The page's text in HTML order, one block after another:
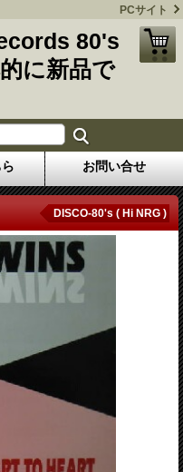
PCサイト
80's
に新品で
お問い合せ
DISCO-80's ( Hi NRG )